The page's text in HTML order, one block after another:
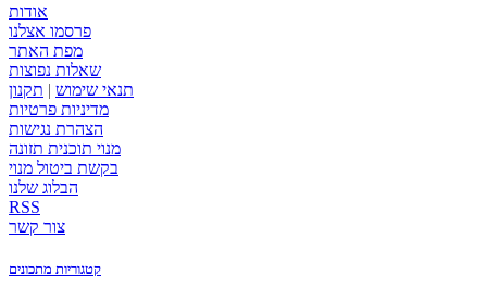
אודות
פרסמו אצלנו
מפת האתר
שאלות נפוצות
תנאי שימוש | תקנון
מדיניות פרטיות
הצהרת נגישות
מנוי תוכנית תזונה
בקשת ביטול מנוי
הבלוג שלנו
RSS
צור קשר
קטגוריות מתכונים